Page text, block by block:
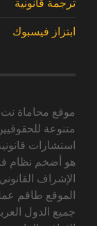
ترجمة قانونية
ابتزاز فيسبوك
موقع محاماة
متنوعة
استشارات
هو أضخم نظام
الإشراف
الموقع طاقم
جميع الدول